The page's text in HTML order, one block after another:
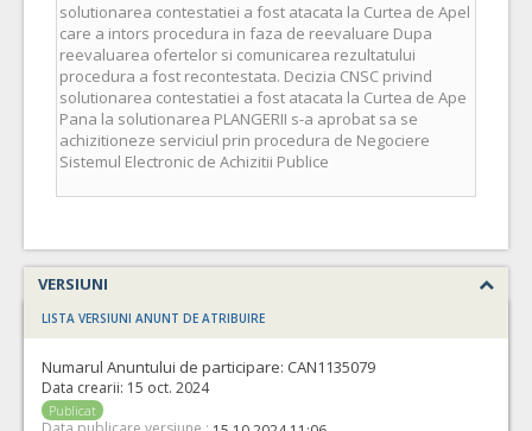
VERSIUNI
LISTA VERSIUNI ANUNT DE ATRIBUIRE
Numarul Anuntului de participare: CAN1135079
Data crearii: 15 oct. 2024
Publicat